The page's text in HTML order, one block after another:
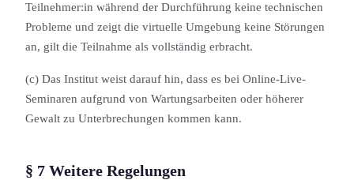
Teilnehmer:in während der Durch­führung keine technischen
Probleme und zeigt die virtuelle Umgebung keine Störungen
an, gilt die Teilnahme als vollständig erbracht.
(c) Das Institut weist darauf hin, dass es bei Online-Live-
Seminaren aufgrund von Wartungs­arbeiten oder höherer
Gewalt zu Unterbrechung­en kommen kann.
§ 7 Weitere Regelungen